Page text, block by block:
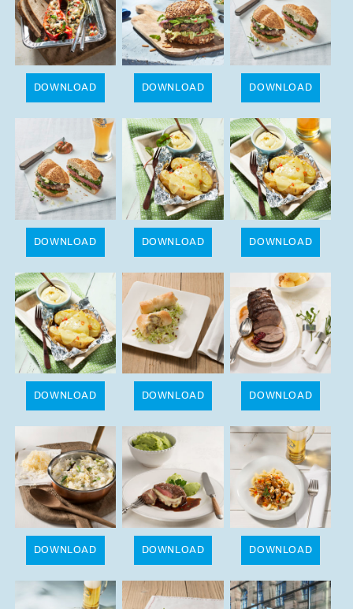
DOWNLOAD DOWNLOAD DOWNLOAD
DOWNLOAD DOWNLOAD DOWNLOAD
DOWNLOAD DOWNLOAD DOWNLOAD
DOWNLOAD DOWNLOAD DOWNLOAD